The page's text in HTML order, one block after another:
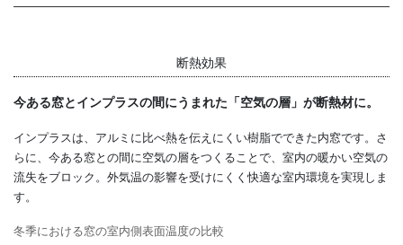
断熱効果
今ある窓とインプラスの間にうまれた「空気の層」が断熱材に。
インプラスは、アルミに比べ熱を伝えにくい樹脂でできた内窓です。さ
らに、今ある窓との間に空気の層をつくることで、室内の暖かい空気の
流失をブロック。外気温の影響を受けにくく快適な室内環境を実現しま
す。
冬季における窓の室内側表面温度の比較